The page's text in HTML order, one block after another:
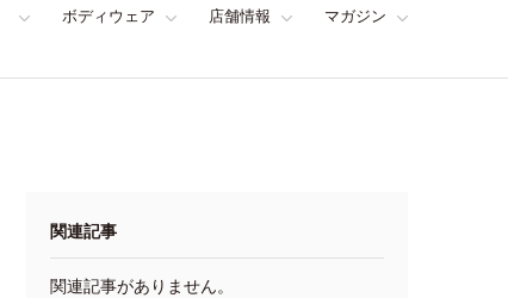
ボディウェア 店舗情報 マガジン
関連記事
関連記事がありません。